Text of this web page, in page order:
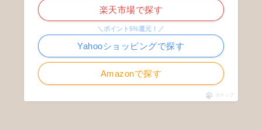
Amazonで探す
楽天市場で探す
＼ポイント5%還元！／
Yahooショッピングで探す
ポチップ